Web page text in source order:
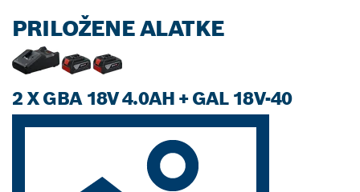
PRILOŽENE ALATKE
2 X GBA 18V 4.0AH + GAL 18V-40